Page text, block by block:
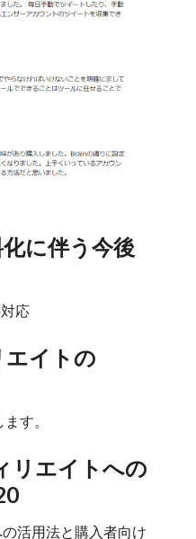
化に伴う今後
応
エイトの
す。
リエイトへの
活用法と購入者向け